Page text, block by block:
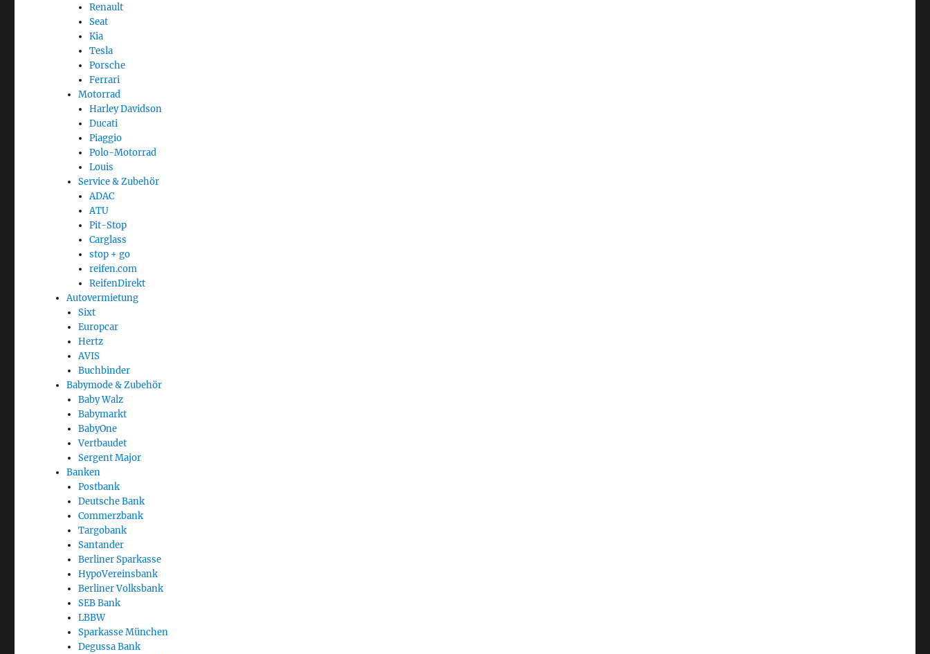
Renault
Seat
Kia
Tesla
Porsche
Ferrari
Motorrad
Harley Davidson
Ducati
Piaggio
Polo-Motorrad
Louis
Service & Zubehör
ADAC
ATU
Pit-Stop
Carglass
stop + go
reifen.com
ReifenDirekt
Autovermietung
Sixt
Europcar
Hertz
AVIS
Buchbinder
Babymode & Zubehör
Baby Walz
Babymarkt
BabyOne
Vertbaudet
Sergent Major
Banken
Postbank
Deutsche Bank
Commerzbank
Targobank
Santander
Berliner Sparkasse
HypoVereinsbank
Berliner Volksbank
SEB Bank
LBBW
Sparkasse München
Degussa Bank